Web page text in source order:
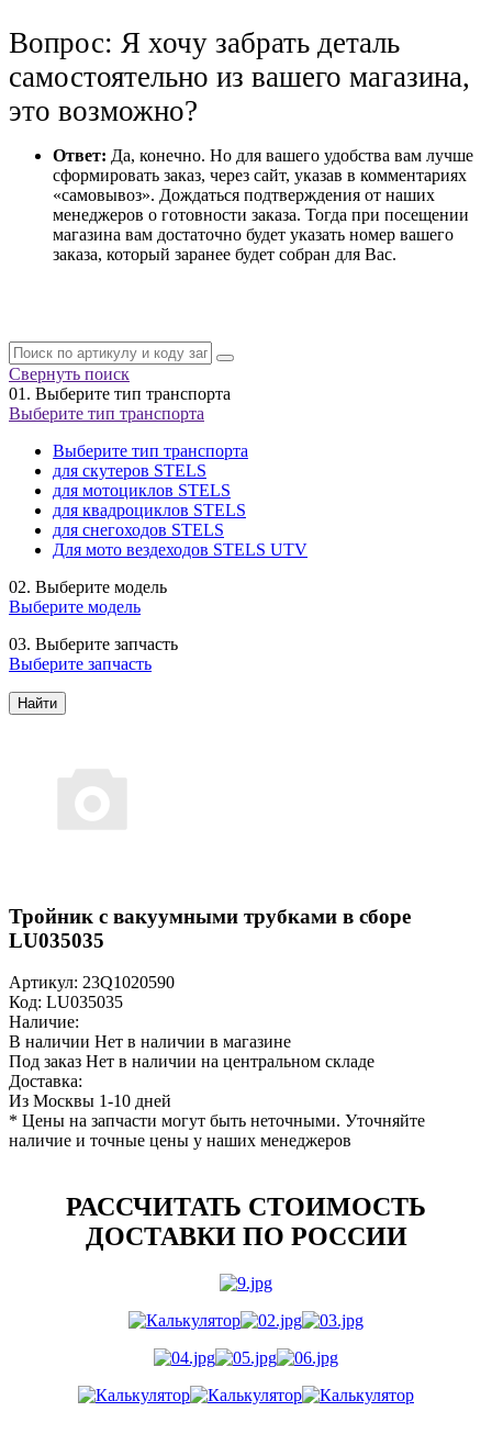
Вопрос: Я хочу забрать деталь
самостоятельно из вашего магазина,
это возможно?
Ответ: Да, конечно. Но для вашего удобства вам лучше
сформировать заказ, через сайт, указав в комментариях
«самовывоз». Дождаться подтверждения от наших
менеджеров о готовности заказа. Тогда при посещении
магазина вам достаточно будет указать номер вашего
заказа, который заранее будет собран для Вас.
Свернуть поиск
01. Выберите тип транспорта
Выберите тип транспорта
Выберите тип транспорта
для скутеров STELS
для мотоциклов STELS
для квадроциклов STELS
для снегоходов STELS
Для мото вездеходов STELS UTV
02. Выберите модель
Выберите модель
03. Выберите запчасть
Выберите запчасть
Найти
Тройник с вакуумными трубками в сборе
LU035035
Артикул: 23Q1020590
Код: LU035035
Наличие:
В наличии Нет в наличии в магазине
Под заказ Нет в наличии на центральном складе
Доставка:
Из Москвы 1-10 дней
* Цены на запчасти могут быть неточными. Уточняйте
наличие и точные цены у наших менеджеров
РАССЧИТАТЬ СТОИМОСТЬ
ДОСТАВКИ ПО РОССИИ